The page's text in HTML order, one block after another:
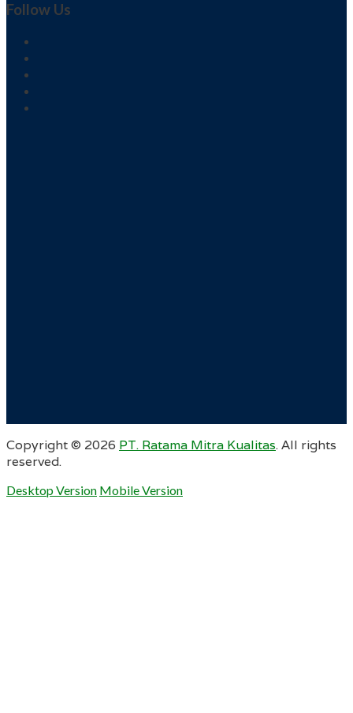
Follow Us
Copyright © 2026 PT. Ratama Mitra Kualitas. All rights
reserved.
Desktop Version Mobile Version